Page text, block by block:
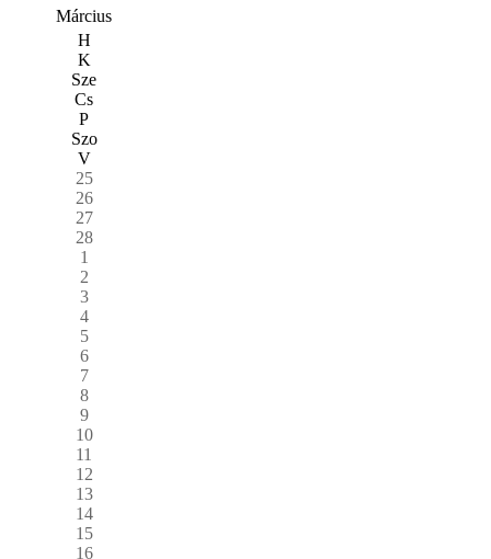
Március
H
K
Sze
Cs
P
Szo
V
25
26
27
28
1
2
3
4
5
6
7
8
9
10
11
12
13
14
15
16